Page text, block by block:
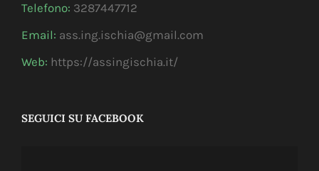
Telefono: 3287447712
Email: ass.ing.ischia@gmail.com
Web: https://assingischia.it/
SEGUICI SU FACEBOOK